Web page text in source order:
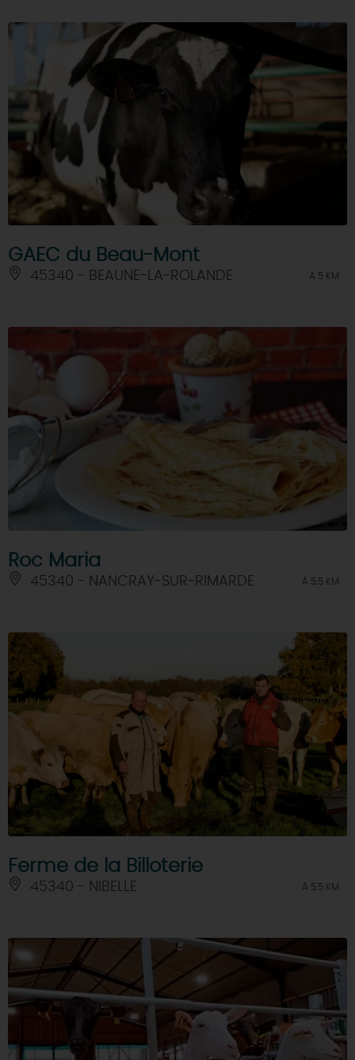
GAEC du Beau-Mont
45340 - BEAUNE-LA-ROLANDE À 5 KM
Roc Maria
45340 - NANCRAY-SUR-RIMARDE À 5.5 KM
Ferme de la Billoterie
45340 - NIBELLE À 5.5 KM